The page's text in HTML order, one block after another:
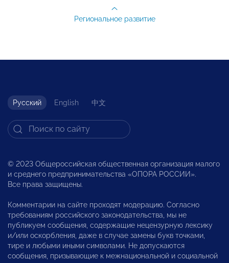
Региональное развитие
Русский English 中文
© 2023 Общероссийская общественная организация малого
и среднего предпринимательства «ОПОРА РОССИИ».
Все права защищены.
Комментарии на сайте проходят модерацию. Согласно
требованиям российского законодательства, мы не
публикуем сообщения, содержащие нецензурную лексику
и/или оскорбления, даже в случае замены букв точками,
тире и любыми иными символами. Не допускаются
сообщения, призывающие к межнациональной и социальной